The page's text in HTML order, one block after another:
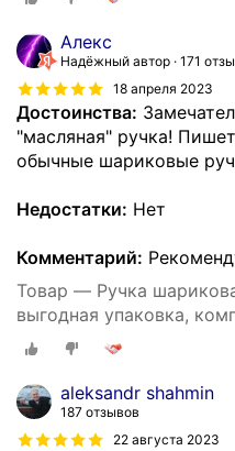
Алекс
Надёжный автор 171
18 апреля 2023
Достоинства:
"масляная" ручка!
обычные шариковые
Недостатки: Нет
Комментарий:
Товар — Ручка
выгодная упаковка,
880174
aleksandr shahmin
187 отзывов
22 августа 2023